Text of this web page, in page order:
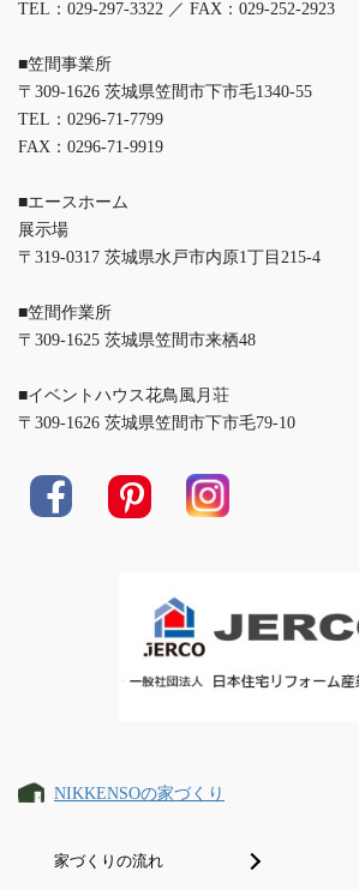
TEL：029-297-3322 ／ FAX：029-252-2923
■笠間事業所
〒309-1626 茨城県笠間市下市毛1340-55
TEL：0296-71-7799
FAX：0296-71-9919
■エースホーム
展示場
〒319-0317 茨城県水戸市内原1丁目215-4
■笠間作業所
〒309-1625 茨城県笠間市来栖48
■イベントハウス花鳥風月荘
〒309-1626 茨城県笠間市下市毛79-10
NIKKENSOの家づくり
家づくりの流れ